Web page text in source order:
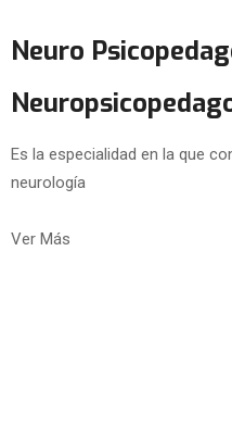
Neuro
Es la especialidad en la que
neurología
Ver Más